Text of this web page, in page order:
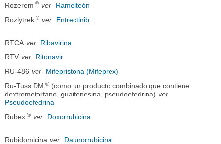
Rozerem ® ver
Ramelteón
Rozlytrek ® ver Entrectinib
RTCA ver
Ribavirina
RTV ver
Ritonavir
RU-486 ver
Mifepristona (Mifeprex)
Ru-Tuss DM ® (como un producto combinado que contiene
dextrometorfano, guaifenesina, pseudoefedrina) ver
Pseudoefedrina
Rubex ® ver Doxorrubicina
Rubidomicina ver
Daunorrubicina